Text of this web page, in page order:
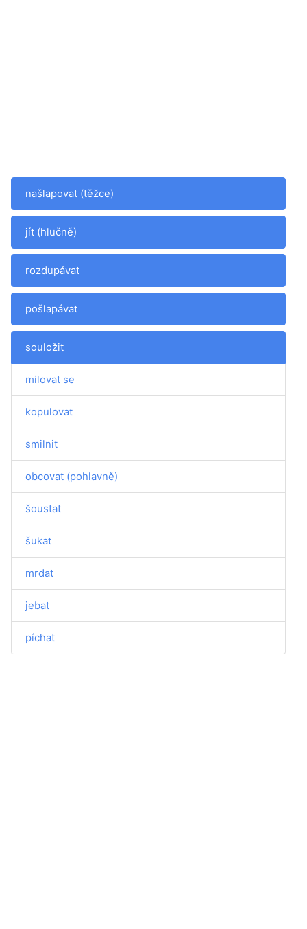
našlapovat (těžce)
jít (hlučně)
rozdupávat
pošlapávat
souložit
milovat se
kopulovat
smilnit
obcovat (pohlavně)
šoustat
šukat
mrdat
jebat
píchat